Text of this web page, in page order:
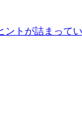
ントが詰まって